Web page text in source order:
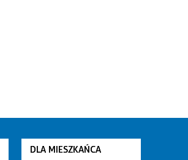
DLA MIESZKAŃCA